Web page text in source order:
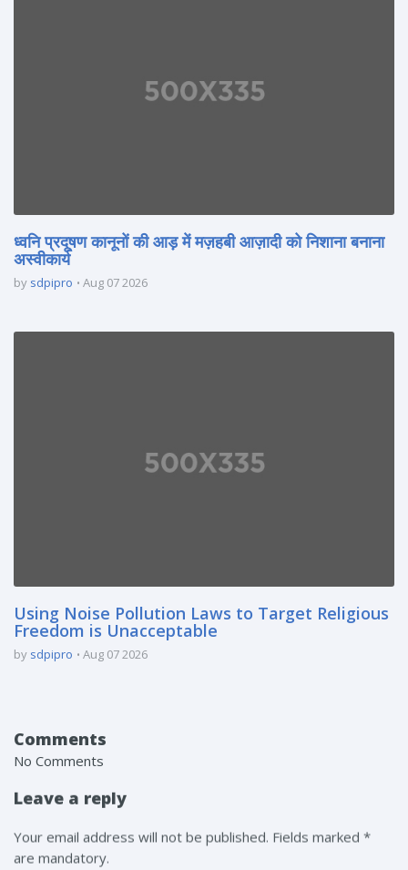
ध्वनि प्रदूषण कानूनों की आड़ में मज़हबी आज़ादी को निशाना बनाना
अस्वीकार्य
by sdpipro Aug 07 2026
Using Noise Pollution Laws to Target Religious
Freedom is Unacceptable
by sdpipro Aug 07 2026
Comments
No Comments
Leave a reply
Your email address will not be published. Fields marked *
are mandatory.